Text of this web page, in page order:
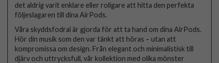
det aldrig varit enklare eller roligare att hitta den perfekta
följeslagaren till dina AirPods.
Våra skyddsfodral är gjorda för att ta hand om dina AirPods.
Hör din musik som den var tänkt att höras – utan att
kompromissa om design. Från elegant och minimalistisk till
djärv och uttrycksfull, vår kollektion med olika mönster